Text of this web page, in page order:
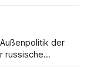
Sabine Nuss
verdrängte
erschienen ist.
der